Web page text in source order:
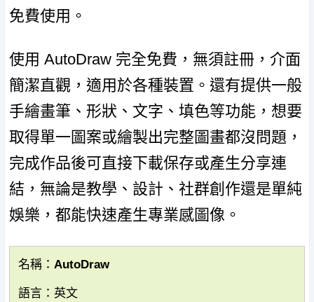
免費使用。
使用 AutoDraw 完全免費，無須註冊，介面
簡潔直觀，適用於各種裝置。還有提供一般
手繪畫筆、形狀、文字、填色等功能，想要
取得單一圖案或繪製出完整圖畫都沒問題，
完成作品後可直接下載保存或產生分享連
結，無論是教學、設計、社群創作還是單純
娛樂，都能快速產生專業感圖像。
名稱：AutoDraw
語言：英文